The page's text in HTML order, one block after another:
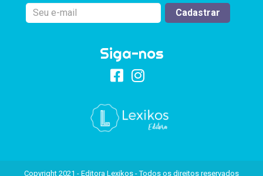
Siga-nos
Copyright 2021 - Editora Lexikos - Todos os direitos reservados